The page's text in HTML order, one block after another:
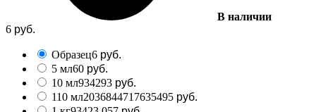
В наличии
6 руб.
Образец6 руб.
5 мл60 руб.
10 мл934293 руб.
110 мл2036844717635495 руб.